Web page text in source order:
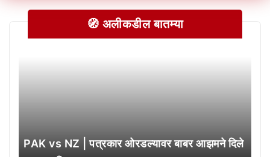
🧭 अलीकडील बातम्या
PAK vs NZ | पत्रकार ओरडल्यावर बाबर आझमने दिले